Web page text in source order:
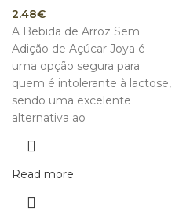
2.48€
A Bebida de Arroz Sem
Adição de Açúcar Joya é
uma opção segura para
quem é intolerante à lactose,
sendo uma excelente
alternativa ao
Read more